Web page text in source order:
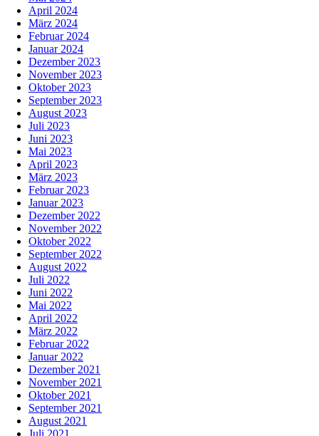
April 2024
März 2024
Februar 2024
Januar 2024
Dezember 2023
November 2023
Oktober 2023
September 2023
August 2023
Juli 2023
Juni 2023
Mai 2023
April 2023
März 2023
Februar 2023
Januar 2023
Dezember 2022
November 2022
Oktober 2022
September 2022
August 2022
Juli 2022
Juni 2022
Mai 2022
April 2022
März 2022
Februar 2022
Januar 2022
Dezember 2021
November 2021
Oktober 2021
September 2021
August 2021